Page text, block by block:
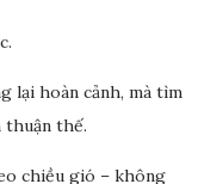
lại hoàn cảnh, mà tìm
thuận thế.
chiều gió – không